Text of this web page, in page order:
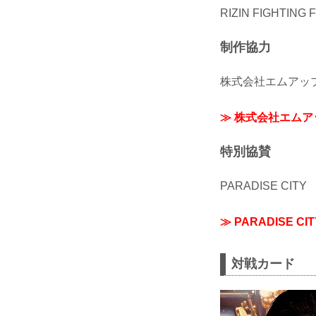
RIZIN FIGHTING
制作協力
株式会社エムアッ
≫ 株式会社エムア
特別協賛
PARADISE CITY
≫ PARADISE
対戦カード